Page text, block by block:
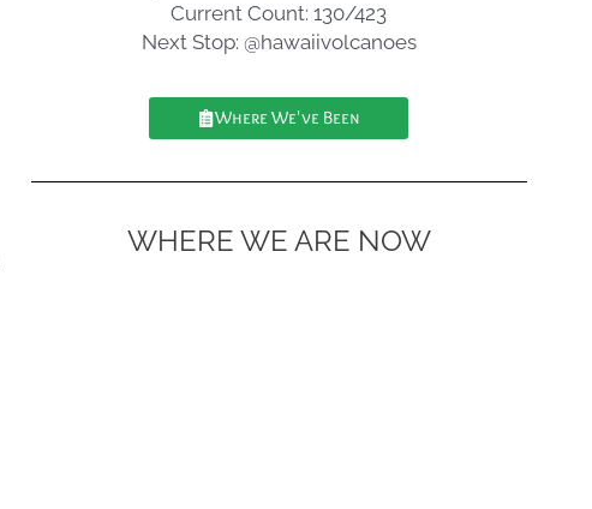
Current Count: 130/423
Next Stop: @hawaiivolcanoes
Where We've Been
WHERE WE ARE NOW